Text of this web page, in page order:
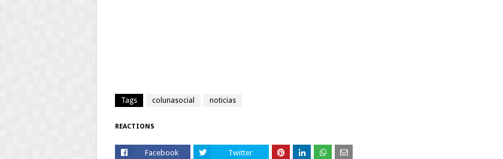
Tags colunasocial noticias
REACTIONS
Facebook Twitter